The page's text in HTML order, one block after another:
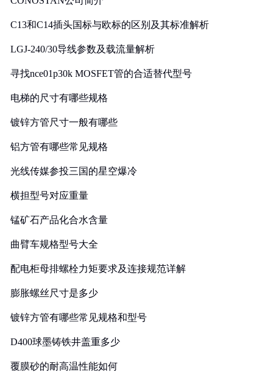
C13和C14插头国标与欧标的区别及其标准解析
LGJ-240/30导线参数及载流量解析
寻找nce01p30k MOSFET管的合适替代型号
电梯的尺寸有哪些规格
镀锌方管尺寸一般有哪些
铝方管有哪些常见规格
光线传媒参投三国的星空爆冷
横担型号对应重量
锰矿石产品化合水含量
曲臂车规格型号大全
配电柜母排螺栓力矩要求及连接规范详解
膨胀螺丝尺寸是多少
镀锌方管有哪些常见规格和型号
D400球墨铸铁井盖重多少
覆膜砂的耐高温性能如何